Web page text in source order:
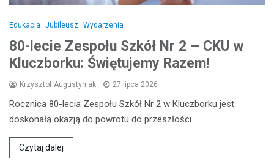
Edukacja Jubileusz Wydarzenia
80-lecie Zespołu Szkół Nr 2 – CKU w
Kluczborku: Świętujemy Razem!
Krzysztof Augustyniak 27 lipca 2026
Rocznica 80-lecia Zespołu Szkół Nr 2 w Kluczborku jest
doskonałą okazją do powrotu do przeszłości…
Czytaj dalej